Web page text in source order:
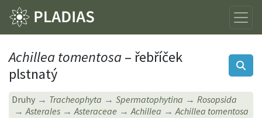
Achillea tomentosa– řebříček
plstnatý
Druhy Tracheophyta Spermatophytina
Rosopsida
Asterales
Asteraceae Achillea Achillea tomentosa